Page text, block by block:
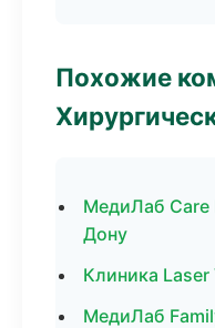
Похожие
МедиЛаб Care
Дону
Клиника
МедиЛаб